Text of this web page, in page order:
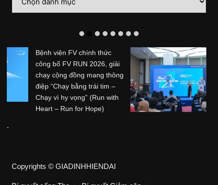
mục
Hệ thống Phòng khám
Chuyên khoa Trị liệu Thần
kinh Cột sống Hoa Kỳ (ACC)
tổ chức sự kiện kỷ niệm 20
năm hoạt động tại Việt Nam